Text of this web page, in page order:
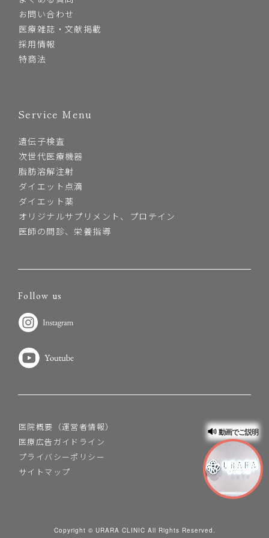
お問い合わせ
医療雑誌・文献掲載
採用情報
特商法
Service Menu
遺伝子検査
次世代医療機器
脂肪溶解注射
ダイエット点滴
ダイエット薬
オリジナルサプリメント、プロテイン
医師の問診、栄養指導
医院概要（運営者情報）
医療広告ガイドライン
プライバシーポリシー
サイトマップ
Follow us
Copyright © URARA CLINIC All Rights Reserved.
動画でご説明